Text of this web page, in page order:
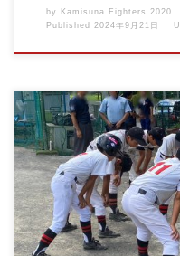
by Kamisuna Fighters 2020
Published 2024年9月21日
2024/09/14 1部三多摩大会
ーグ3 […]